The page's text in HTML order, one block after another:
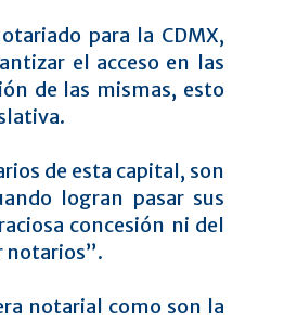
para la CDMX,
el acceso en las
de las mismas, esto
de esta capital, son
logran pasar sus
concesión ni del
notarios”.
notarial como son la